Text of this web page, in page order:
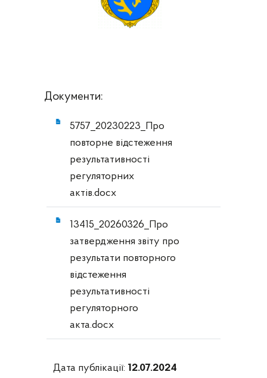
Документи:
5757_20230223_Про
повторне відстеження
результативності
регуляторних
актів.docx
13415_20260326_Про
затвердження звіту про
результати повторного
відстеження
результативності
регуляторного
акта.docx
Дата публікації: 12.07.2024